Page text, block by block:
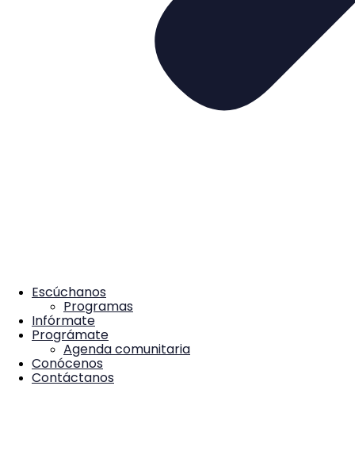
Escúchanos
Programas
Infórmate
Prográmate
Agenda comunitaria
Conócenos
Contáctanos